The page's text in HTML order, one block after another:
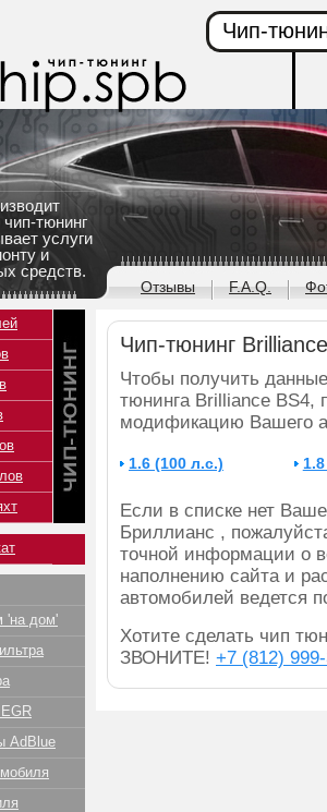
тюнинг
услуги
и
средств.
Чип-
Отзывы F.A.Q.
Чип-тюнинг
Чтобы получить
тюнинга Brilliance BS4,
модификацию Вашего
1.6 (100 л.с.)
Если в списке нет
Бриллианс ,
точной информации о
наполнению сайта и
автомобилей ведется
Хотите сделать чип
ЗВОНИТЕ! +7 (812)
'на дом'
AdBlue